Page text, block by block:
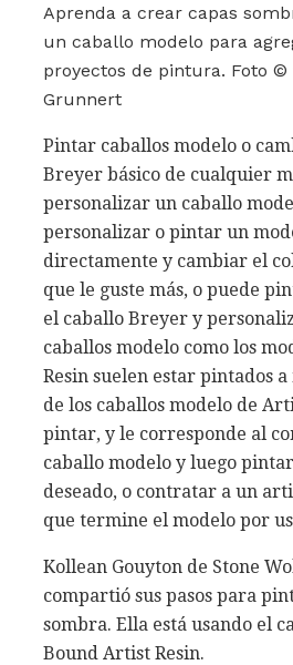
Aprenda a crear capas
un caballo modelo para
proyectos de pintura. Foto ©
Grunnert
Pintar caballos modelo o
Breyer básico de cualquier
personalizar un caballo
personalizar o pintar un
directamente y cambiar el
que le guste más, o puede
el caballo Breyer y
caballos modelo como los
Resin suelen estar pintados
de los caballos modelo de
pintar, y le corresponde al
caballo modelo y luego
deseado, o contratar a un
que termine el modelo por
Kollean Gouyton de Stone
compartió sus pasos para
sombra. Ella está usando el
Bound Artist Resin.